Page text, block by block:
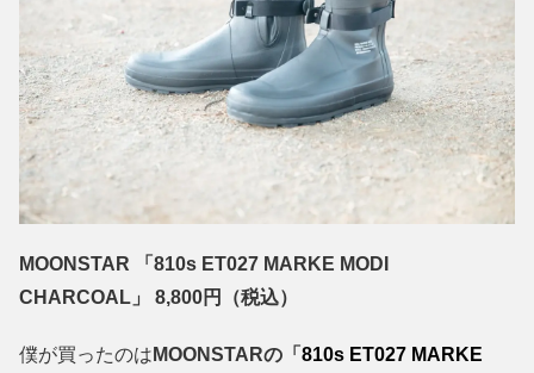
MOONSTAR 「810s ET027 MARKE MODI
CHARCOAL」 8,800円（税込）
僕が買ったのは MOONSTARの「 810s ET027 MARKE